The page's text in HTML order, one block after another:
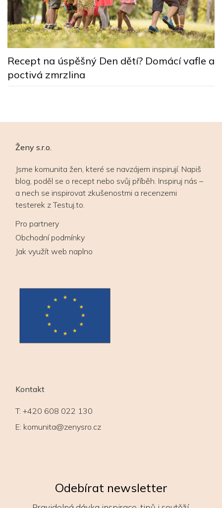
Recept na úspěšný Den dětí? Domácí vafle a
poctivá zmrzlina
Ženy s.r.o.
Jsme komunita žen, které se navzájem inspirují. Napiš
blog, poděl se o recept nebo svůj příběh. Inspiruj nás –
a nech se inspirovat zkušenostmi a recenzemi
testerek z Testuj.to.
Pro partnery
Obchodní podmínky
Jak využít web naplno
Kontakt
T: +420 608 022 130
E: komunita@zenysro.cz
Odebírat newsletter